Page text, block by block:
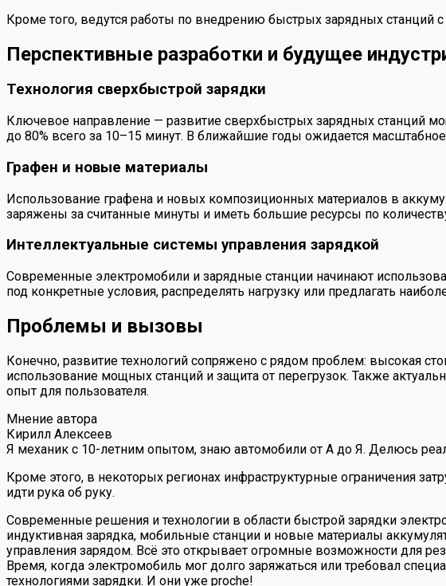
Кроме того, ведутся работы по внедрению быстрых зарядных станций
Перспективные разработки и будущее
Технология сверхбыстрой зарядки
Ключевое направление — развитие сверхбыстрых зарядных станций
до 80% всего за 10–15 минут. В ближайшие годы ожидается масштабное
Графен и новые материалы
Использование графена и новых композиционных материалов в
заряжены за считанные минуты и иметь большие ресурсы по
Интеллектуальные системы управления зарядкой
Современные электромобили и зарядные станции начинают
под конкретные условия, распределять нагрузку или предлагать
Проблемы и вызовы
Конечно, развитие технологий сопряжено с рядом проблем: высокая
использование мощных станций и защита от перегрузок. Также
опыт для пользователя.
Мнение автора
Кирилл Алексеев
Я механик с 10-летним опытом, знаю автомобили от А до Я. Делюсь
Кроме этого, в некоторых регионах инфраструктурные ограничения
идти рука об руку.
Современные решения и технологии в области быстрой зарядки
индуктивная зарядка, мобильные станции и новые материалы
управления зарядом. Всё это открывает огромные возможности для
Время, когда электромобиль мог долго заряжаться или требовал
технологиями зарядки. И они уже proche!